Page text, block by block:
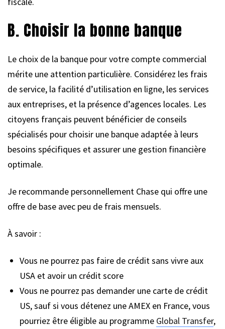
B. Choisir la bonne banque
Le choix de la banque pour votre compte commercial
mérite une attention particulière. Considérez les frais
de service, la facilité d’utilisation en ligne, les services
aux entreprises, et la présence d’agences locales. Les
citoyens français peuvent bénéficier de conseils
spécialisés pour choisir une banque adaptée à leurs
besoins spécifiques et assurer une gestion financière
optimale.
Je recommande personnellement Chase qui offre une
offre de base avec peu de frais mensuels.
À savoir :
Vous ne pourrez pas faire de crédit sans vivre aux
USA et avoir un crédit score
Vous ne pourrez pas demander une carte de crédit
US, sauf si vous détenez une AMEX en France, vous
pourriez être éligible au programme Global Transfer,